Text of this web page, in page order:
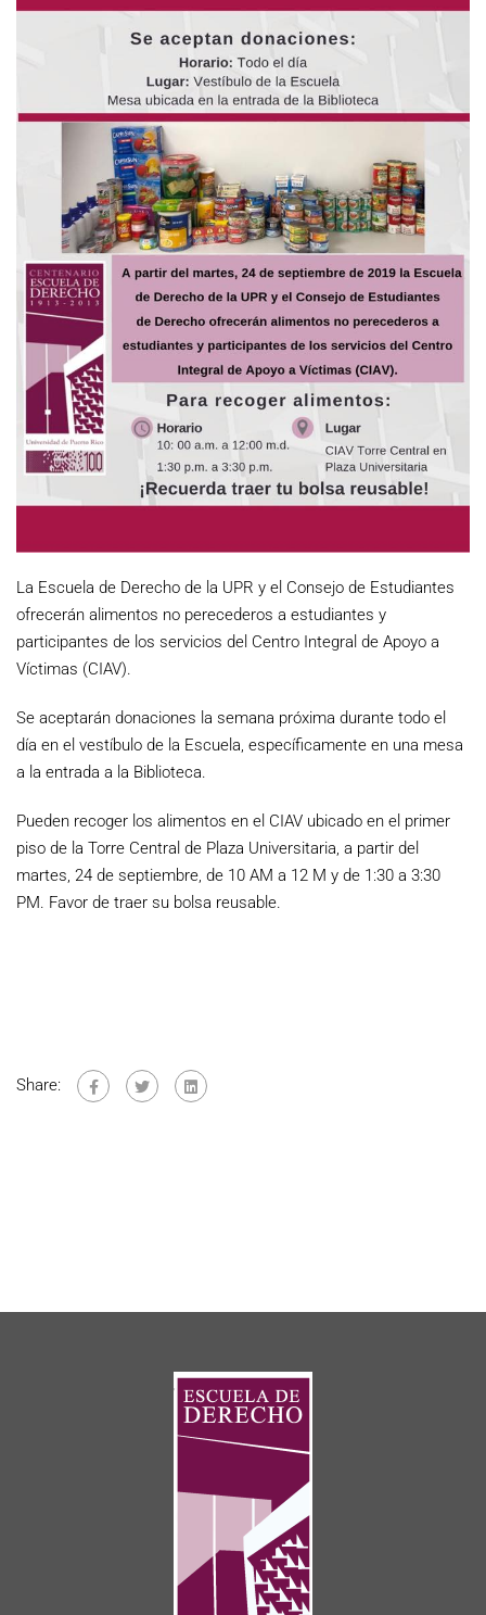
La Escuela de Derecho de la UPR y el Consejo de Estudiantes
ofrecerán alimentos no perecederos a estudiantes y
participantes de los servicios del Centro Integral de Apoyo a
Víctimas (CIAV).
Se aceptarán donaciones la semana próxima durante todo el
día en el vestíbulo de la Escuela, específicamente en una mesa
a la entrada a la Biblioteca.
Pueden recoger los alimentos en el CIAV ubicado en el primer
piso de la Torre Central de Plaza Universitaria, a partir del
martes, 24 de septiembre, de 10 AM a 12 M y de 1:30 a 3:30
PM. Favor de traer su bolsa reusable.
Share: